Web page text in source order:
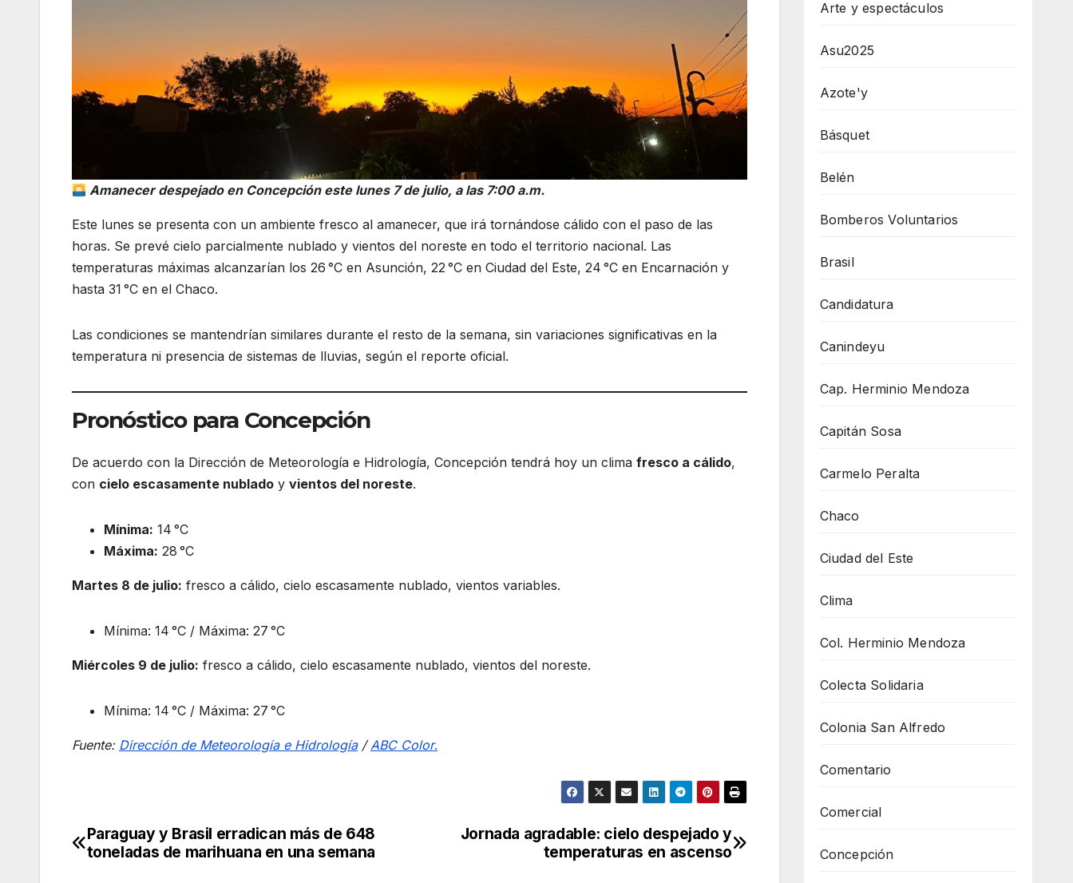
Amanecer despejado en Concepción este lunes 7 de julio, a las 7:00 a.m.
Este lunes se presenta con un ambiente fresco al amanecer, que irá tornándose cálido con el paso de las
horas. Se prevé cielo parcialmente nublado y vientos del noreste en todo el territorio nacional. Las
temperaturas máximas alcanzarían los 26 °C en Asunción, 22 °C en Ciudad del Este, 24 °C en Encarnación y
hasta 31 °C en el Chaco.
Las condiciones se mantendrían similares durante el resto de la semana, sin variaciones significativas en la
temperatura ni presencia de sistemas de lluvias, según el reporte oficial.
Pronóstico para Concepción
De acuerdo con la Dirección de Meteorología e Hidrología, Concepción tendrá hoy un clima fresco a cálido,
con cielo escasamente nublado y vientos del noreste.
Mínima: 14 °C
Máxima: 28 °C
Martes 8 de julio: fresco a cálido, cielo escasamente nublado, vientos variables.
Mínima: 14 °C / Máxima: 27 °C
Miércoles 9 de julio: fresco a cálido, cielo escasamente nublado, vientos del noreste.
Mínima: 14 °C / Máxima: 27 °C
Fuente: Dirección de Meteorología e Hidrología/ABC Color.
Navegación
Jornada agradable: cielo despejado y
temperaturas en ascenso
Paraguay y Brasil erradican más de 648
toneladas de marihuana en una semana
Arte y espectáculos
Asu2025
Azote'y
Básquet
Belén
Bomberos Voluntarios
Brasil
Candidatura
Canindeyu
Cap. Herminio Mendoza
Capitán Sosa
Carmelo Peralta
Chaco
Ciudad del Este
Clima
Col. Herminio Mendoza
Colecta Solidaria
Colonia San Alfredo
Comentario
Comercial
Concepción